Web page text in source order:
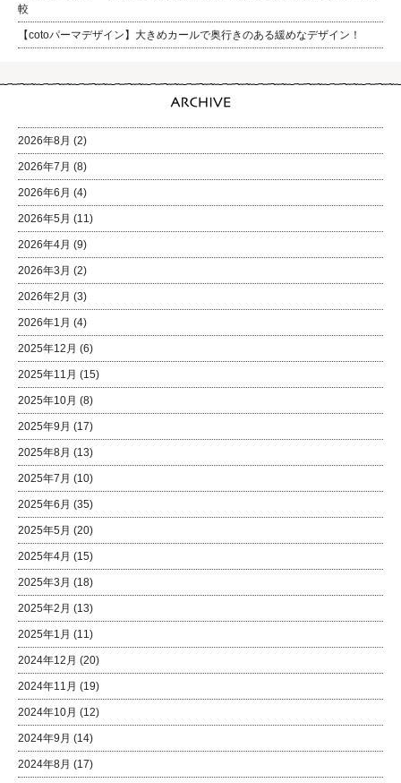
較
【cotoパーマデザイン】大きめカールで奥行きのある緩めなデザイン！
2026年8月 (2)
2026年7月 (8)
2026年6月 (4)
2026年5月 (11)
2026年4月 (9)
2026年3月 (2)
2026年2月 (3)
2026年1月 (4)
2025年12月 (6)
2025年11月 (15)
2025年10月 (8)
2025年9月 (17)
2025年8月 (13)
2025年7月 (10)
2025年6月 (35)
2025年5月 (20)
2025年4月 (15)
2025年3月 (18)
2025年2月 (13)
2025年1月 (11)
2024年12月 (20)
2024年11月 (19)
2024年10月 (12)
2024年9月 (14)
2024年8月 (17)